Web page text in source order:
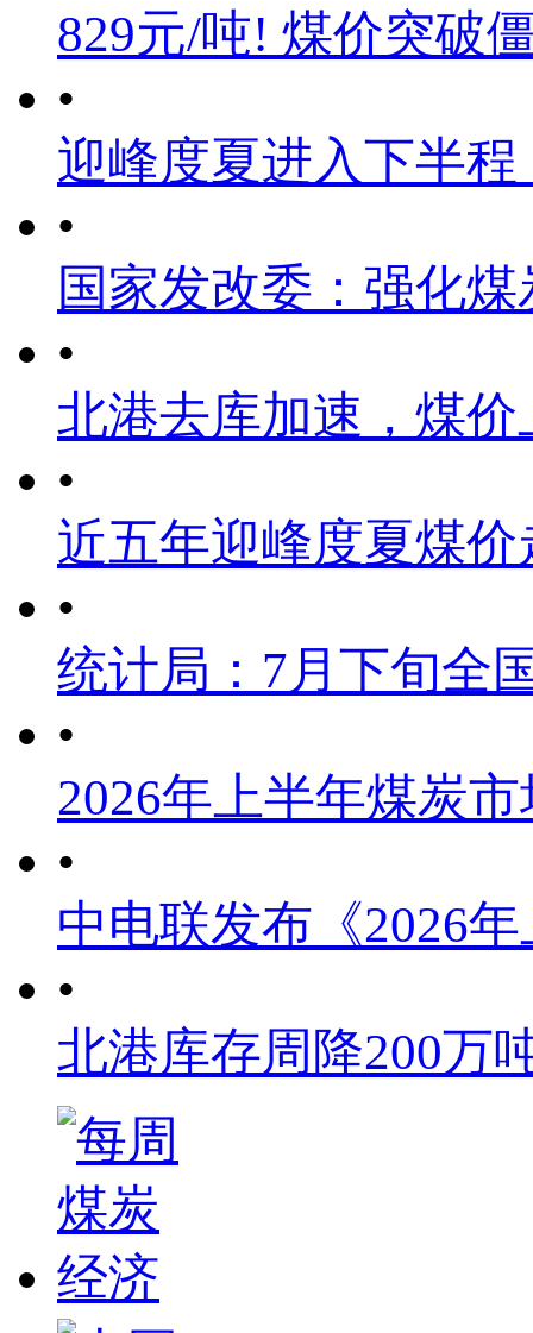
829元/吨! 煤价突破
•
迎峰度夏进入下半
•
国家发改委：强化
•
北港去库加速，煤
•
近五年迎峰度夏煤价
•
统计局：7月下旬全
•
2026年上半年煤炭
•
中电联发布《2026
•
北港库存周降200万